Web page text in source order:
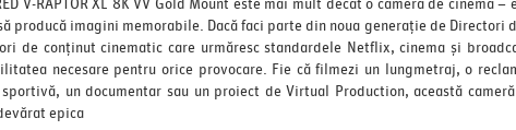
producă imagini memorabile. Dacă faci parte din noua generație de Directori
de conținut cinematic care urmăresc standardele Netflix, cinema și
necesare pentru orice provocare. Fie că filmezi un lungmetraj, o
un documentar sau un proiect de Virtual Production, această
epica